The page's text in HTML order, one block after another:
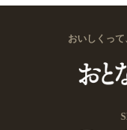
おいしくっ